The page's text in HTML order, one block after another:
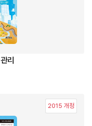
리
2015 개정